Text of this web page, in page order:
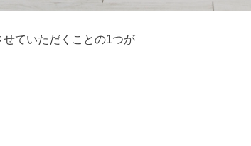
ていただくことの1つが